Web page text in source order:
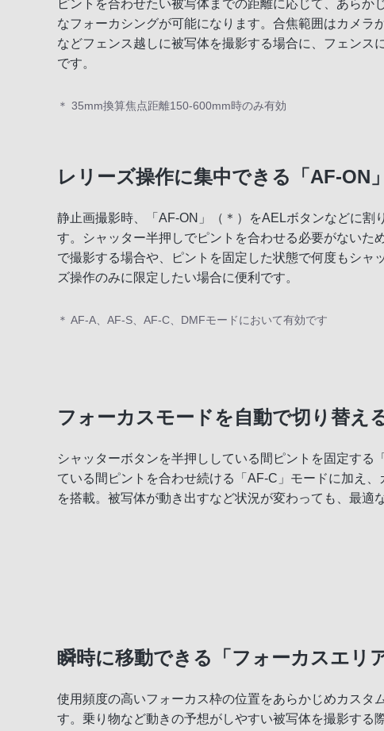
ピントを合わせたい被写体までの距離に応じて、あら
なフォーカシングが可能になります。合焦範囲はカメ
などフェンス越しに被写体を撮影する場合に、フェンス
です。
＊ 35mm換算焦点距離150-600mm時のみ有効
レリーズ操作に集中できる「AF-ON
静止画撮影時、「AF-ON」（＊）をAELボタンなどに割
す。シャッター半押しでピントを合わせる必要がないた
で撮影する場合や、ピントを固定した状態で何度もシャ
ズ操作のみに限定したい場合に便利です。
＊ AF-A、AF-S、AF-C、DMFモードにおいて有効です
フォーカスモードを自動で切り替え
シャッターボタンを半押ししている間ピントを固定する
ている間ピントを合わせ続ける「AF-C」モードに加え
を搭載。被写体が動き出すなど状況が変わっても、最適
瞬時に移動できる「フォーカスエリ
使用頻度の高いフォーカス枠の位置をあらかじめカスタ
す。乗り物など動きの予想がしやすい被写体を撮影する